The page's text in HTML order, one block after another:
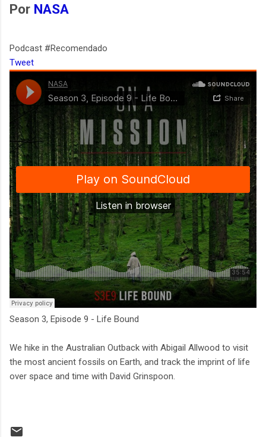
Por NASA
Podcast #Recomendado
Tweet
Season 3, Episode 9 - Life Bound
We hike in the Australian Outback with Abigail Allwood to visit
the most ancient fossils on Earth, and track the imprint of life
over space and time with David Grinspoon.